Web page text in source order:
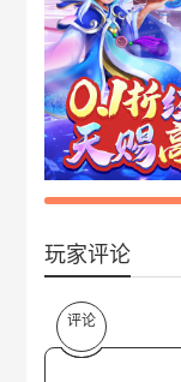
玩家评论
评论